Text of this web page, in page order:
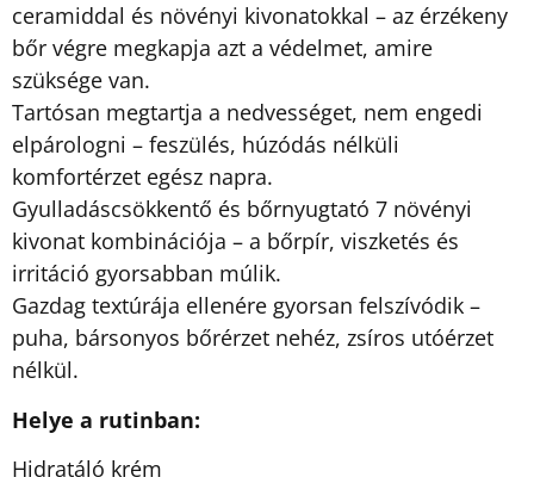
ceramiddal és növényi kivonatokkal – az érzékeny
bőr végre megkapja azt a védelmet, amire
szüksége van.
Tartósan megtartja a nedvességet, nem engedi
elpárologni – feszülés, húzódás nélküli
komfortérzet egész napra.
Gyulladáscsökkentő és bőrnyugtató 7 növényi
kivonat kombinációja – a bőrpír, viszketés és
irritáció gyorsabban múlik.
Gazdag textúrája ellenére gyorsan felszívódik –
puha, bársonyos bőrérzet nehéz, zsíros utóérzet
nélkül.
Helye a rutinban:
Hidratáló krém